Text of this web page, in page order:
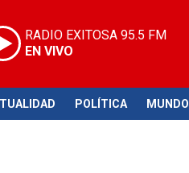
RADIO EXITOSA 95.5 FM
EN VIVO
POLÍTICA MUNDO